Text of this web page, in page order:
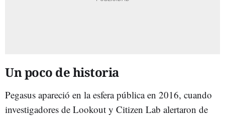
Un poco de historia
Pegasus apareció en la esfera pública en 2016, cuando
investigadores de Lookout y Citizen Lab alertaron de